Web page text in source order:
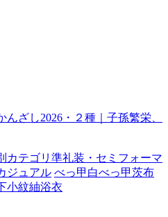
ざし2026・２種｜子孫繁栄、
カテゴリ 準礼装・セミフォーマ
ジュアル べっ甲 白べっ甲茨布
小紋紬浴衣